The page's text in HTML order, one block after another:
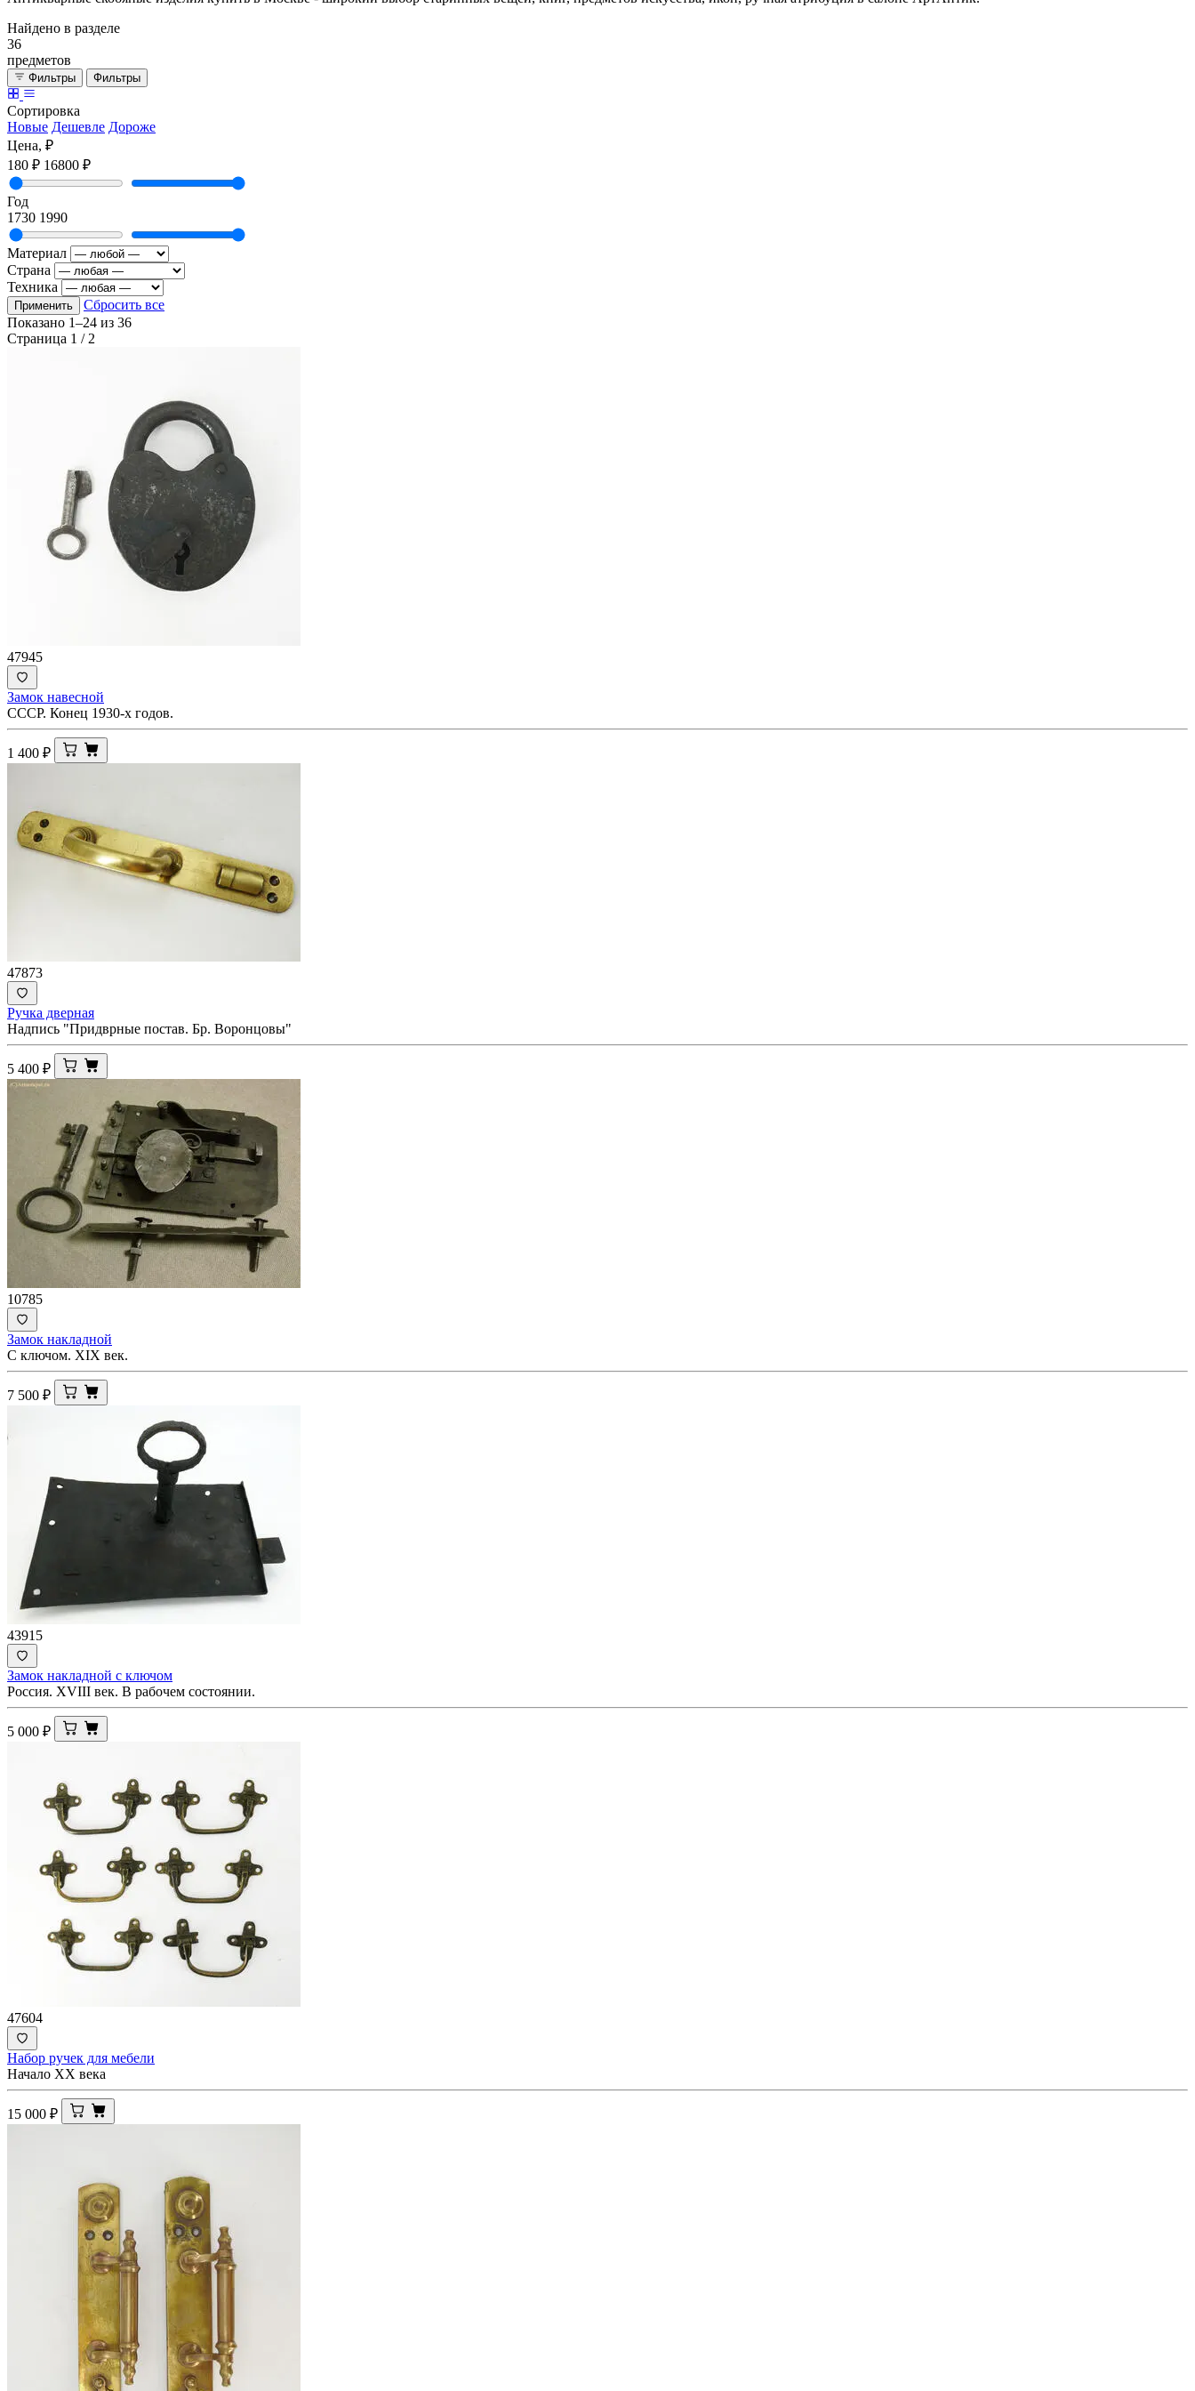
Найдено в разделе
36
предметов
Фильтры Фильтры
Сортировка
Новые Дешевле Дороже
Цена, ₽
180 ₽ 16800 ₽
Год
1730 1990
Материал
Страна
Техника
Применить
Сбросить все
Показано 1–24 из 36
Страница 1 / 2
47945
Замок навесной
СССР. Конец 1930-х годов.
1 400 ₽
47873
Ручка дверная
Надпись "Придврные постав. Бр. Воронцовы"
5 400 ₽
10785
Замок накладной
С ключом. XIX век.
7 500 ₽
43915
Замок накладной с ключом
Россия. XVIII век. В рабочем состоянии.
5 000 ₽
47604
Набор ручек для мебели
Начало XX века
15 000 ₽